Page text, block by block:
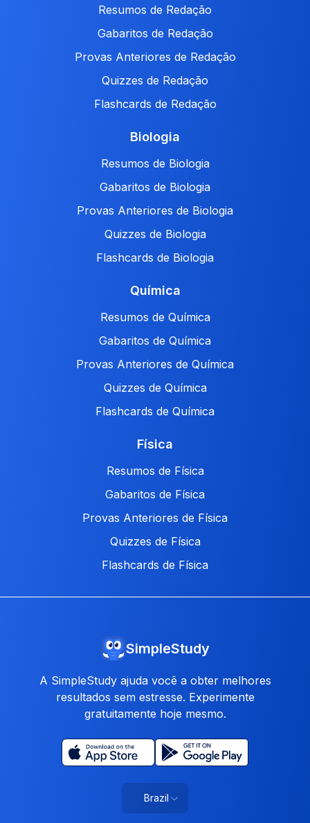
Resumos de Redação
Gabaritos de Redação
Provas Anteriores de Redação
Quizzes de Redação
Flashcards de Redação
Biologia
Resumos de Biologia
Gabaritos de Biologia
Provas Anteriores de Biologia
Quizzes de Biologia
Flashcards de Biologia
Química
Resumos de Química
Gabaritos de Química
Provas Anteriores de Química
Quizzes de Química
Flashcards de Química
Física
Resumos de Física
Gabaritos de Física
Provas Anteriores de Física
Quizzes de Física
Flashcards de Física
SimpleStudy
A SimpleStudy ajuda você a obter melhores
resultados sem estresse. Experimente
gratuitamente hoje mesmo.
Brazil